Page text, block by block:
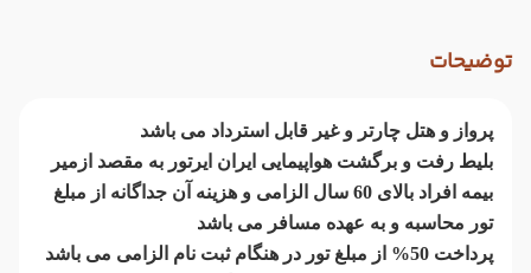
توضیحات
پرواز و هتل چارتر و غیر قابل استرداد می باشد
بلیط رفت و برگشت هواپیمایی ایران ایرتور به مقصد ازمیر
بیمه افراد بالای 60 سال الزامی و هزینه آن جداگانه از مبلغ
تور محاسبه و به عهده مسافر می باشد
پرداخت 50% از مبلغ تور در هنگام ثبت نام الزامی می باشد